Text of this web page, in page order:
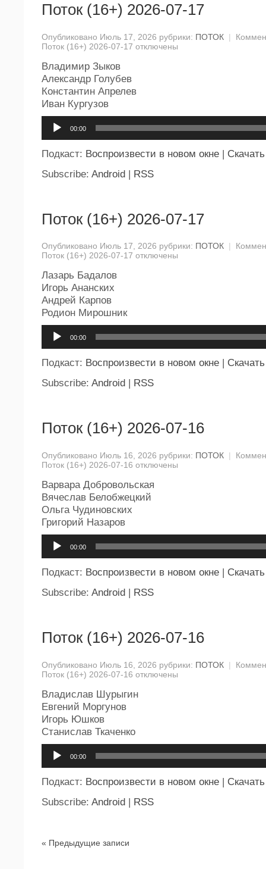
Поток (16+) 2026-07-17
Опубликовано Июль 17, 2026 рубрики: ПОТОК |
Поток (16+) 2026-07-17 отключены
Владимир Зыков
Александр Голубев
Константин Апрелев
Иван Кургузов
00:00
Подкаст: Воспроизвести в новом окне | Скачать
Subscribe: Android | RSS
Поток (16+) 2026-07-17
Опубликовано Июль 17, 2026 рубрики: ПОТОК |
Поток (16+) 2026-07-17 отключены
Лазарь Бадалов
Игорь Ананских
Андрей Карпов
Родион Мирошник
00:00
Подкаст: Воспроизвести в новом окне
Скачать
Subscribe: Android RSS
Поток (16+) 2026-07-16
Опубликовано Июль 16, 2026 рубрики: ПОТОК |
Поток (16+) 2026-07-16 отключены
Варвара Добровольская
Вячеслав Белобжецкий
Ольга Чудиновских
Григорий Назаров
00:00
Подкаст: Воспроизвести в новом окне | Скачать
Subscribe: Android | RSS
Поток (16+) 2026-07-16
Опубликовано Июль 16, 2026 рубрики: ПОТОК |
Поток (16+) 2026-07-16 отключены
Владислав Шурыгин
Евгений Моргунов
Игорь Юшков
Станислав Ткаченко
00:00
Подкаст: Воспроизвести в новом окне | Скачать
Subscribe: Android | RSS
« Предыдущие записи